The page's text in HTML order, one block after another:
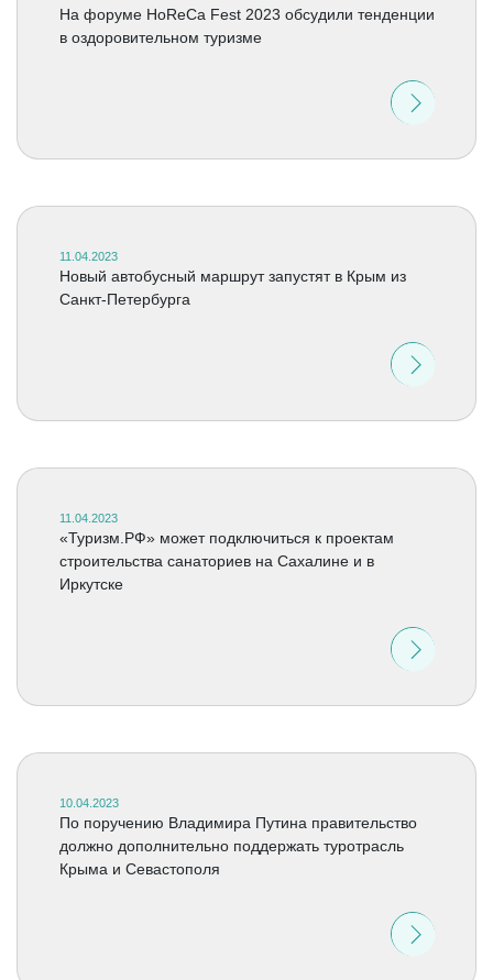
На форуме HoReCa Fest 2023 обсудили тенденции
в оздоровительном туризме
11.04.2023
Новый автобусный маршрут запустят в Крым из
Санкт-Петербурга
11.04.2023
«Туризм.РФ» может подключиться к проектам
строительства санаториев на Сахалине и в
Иркутске
10.04.2023
По поручению Владимира Путина правительство
должно дополнительно поддержать туротрасль
Крыма и Севастополя